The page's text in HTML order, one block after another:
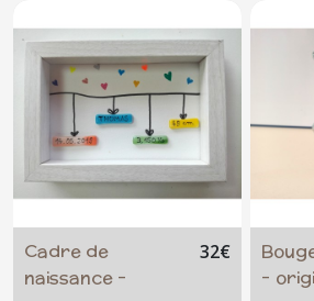
Cadre de
naissance -
32€
-